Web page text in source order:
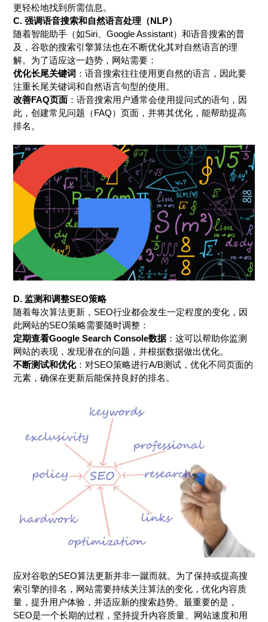
更轻松地找到所需信息。
C.强调语音搜索和自然语言处理（NLP）
随着智能助手（如Siri、Google Assistant）和语音搜索的普
及，谷歌的搜索引擎算法也在不断优化其对自然语言的理
解。为了适应这一趋势，网站需要：
优化长尾关键词 ：语音搜索往往使用更自然的语言，因此要
注重长尾关键词和自然语言句型的使用。
改善FAQ页面 ：语音搜索用户通常会使用提问式的语句，因
此，创建常见问题（FAQ）页面，并将其优化，能帮助提高
排名。
D. 监测和调整SEO策略
随着每次算法更新，SEO行业都会发生一定程度的变化，因
此网站的SEO策略需要随时调整：
定期查看Google Search Console数据 ：这可以帮助你监测
网站的表现，发现潜在的问题，并根据数据做出优化。
不断测试和优化：对SEO策略进行A/B测试，优化不同页面的
元素，确保在更新后能保持良好的排名。
应对谷歌的SEO算法更新并非一蹴而就。为了保持或提高搜
索引擎的排名，网站需要持续关注算法的变化，优化内容质
量，提升用户体验，并适应新的搜索趋势。最重要的是，
SEO是一个长期的过程，坚持提升内容质量、网站速度和用